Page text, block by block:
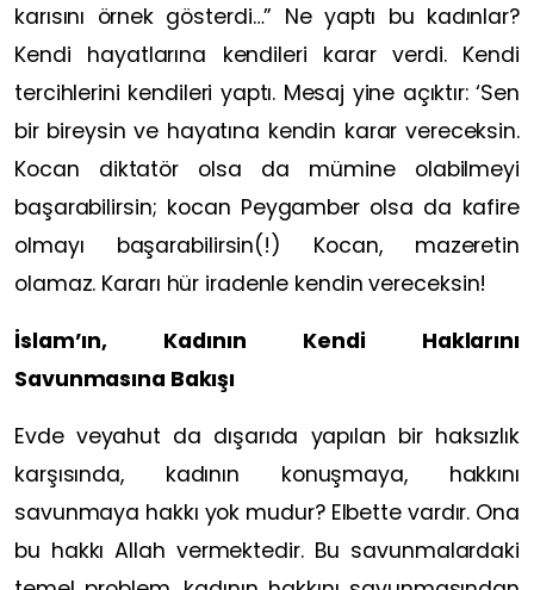
karısını örnek gösterdi…” Ne yaptı bu kadınlar?
Kendi hayatlarına kendileri karar verdi. Kendi
tercihlerini kendileri yaptı. Mesaj yine açıktır: ‘Sen
bir bireysin ve hayatına kendin karar vereceksin.
Kocan diktatör olsa da mümine olabilmeyi
başarabilirsin; kocan Peygamber olsa da kafire
olmayı başarabilirsin(!) Kocan, mazeretin
olamaz. Kararı hür iradenle kendin vereceksin!
İslam’ın, Kadının Kendi Haklarını
Savunmasına Bakışı
Evde veyahut da dışarıda yapılan bir haksızlık
karşısında, kadının konuşmaya, hakkını
savunmaya hakkı yok mudur? Elbette vardır. Ona
bu hakkı Allah vermektedir. Bu savunmalardaki